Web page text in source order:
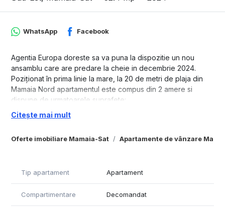
Oferte imobiliare Mamaia-Sat Apartamente de vânzare
WhatsApp Facebook
Agentia Europa doreste sa va puna la dispozitie un nou
ansamblu care are predare la cheie in decembrie 2024.
Poziționat în prima linie la mare, la 20 de metri de plaja din
Mamaia Nord apartamentul este compus din 2 amere si
dispune de urmatoarele suprafete:
1. Suprafata utila- 52.4 mp
3. Suprafata balcon- 13.6 mp
următoarele dotări: • pereți finisați cu vopsea lavabilă,
faianță; • parchet și gresie; • uși interioare și exterioare; •
tâmplărie de aluminiu cu sticlă tripan; • baie utilată; •
Citește mai mult
Tip apartament Apartament
Compartimentare Decomandat